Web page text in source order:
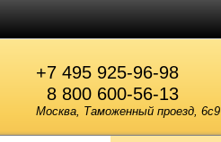
+7 495 925-96-98
8 800 600-56-13
Москва, Таможенный проезд, 6с9